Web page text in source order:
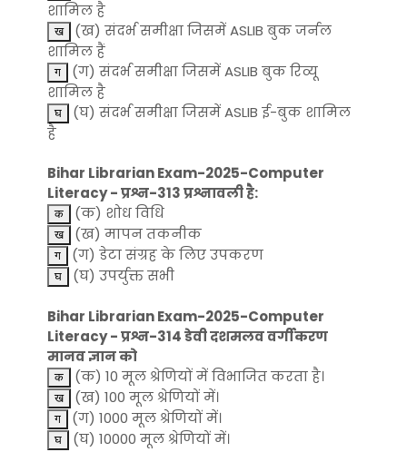
शामिल है
(ख) संदर्भ समीक्षा जिसमें ASLIB बुक जर्नल
शामिल हैं
(ग) संदर्भ समीक्षा जिसमें ASLIB बुक रिव्यू
शामिल है
(घ) संदर्भ समीक्षा जिसमें ASLIB ई-बुक शामिल
है
Bihar Librarian Exam-2025-Computer
Literacy - प्रश्न-313 प्रश्नावली है:
(क) शोध विधि
(ख) मापन तकनीक
(ग) डेटा संग्रह के लिए उपकरण
(घ) उपर्युक्त सभी
Bihar Librarian Exam-2025-Computer
Literacy - प्रश्न-314 डेवी दशमलव वर्गीकरण
मानव ज्ञान को
(क) 10 मूल श्रेणियों में विभाजित करता है।
(ख) 100 मूल श्रेणियों में।
(ग) 1000 मूल श्रेणियों में।
(घ) 10000 मूल श्रेणियों में।